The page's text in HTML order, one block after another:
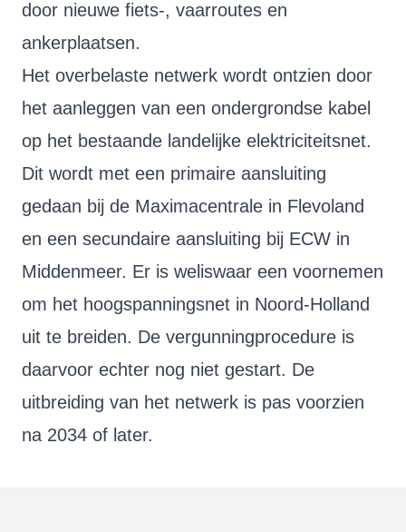
door nieuwe fiets-, vaarroutes en
ankerplaatsen.
Het overbelaste netwerk wordt ontzien door
het aanleggen van een ondergrondse kabel
op het bestaande landelijke elektriciteitsnet.
Dit wordt met een primaire aansluiting
gedaan bij de Maximacentrale in Flevoland
en een secundaire aansluiting bij ECW in
Middenmeer. Er is weliswaar een voornemen
om het hoogspanningsnet in Noord-Holland
uit te breiden. De vergunningprocedure is
daarvoor echter nog niet gestart. De
uitbreiding van het netwerk is pas voorzien
na 2034 of later.